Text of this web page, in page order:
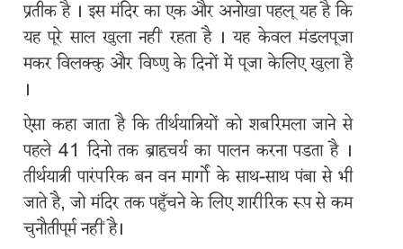
स्वामी
अय्यप्पन
के
में
उपदेवदास
पूजा
प्रतीक है । इस मंदिर का एक और अनोखा पहलू यह है कि
यह पूरे साल खुला नहीं रहता है । यह केवल मंडलपूजा
मकर विलक्कु और विष्णु के दिनों में पूजा केलिए खुला है
।
ऐसा कहा जाता है कि तीर्थयात्रियों को शबरिमला जाने से
पहले 41 दिनो तक ब्राहृचर्य का पालन करना पडता है ।
तीर्थयात्री पारंपरिक बन वन मार्गों के साथ-साथ पंबा से भी
जाते है, जो मंदिर तक पहुँचने के लिए शारीरिक रूप से कम
चुनौतीपूर्म नहीं है।